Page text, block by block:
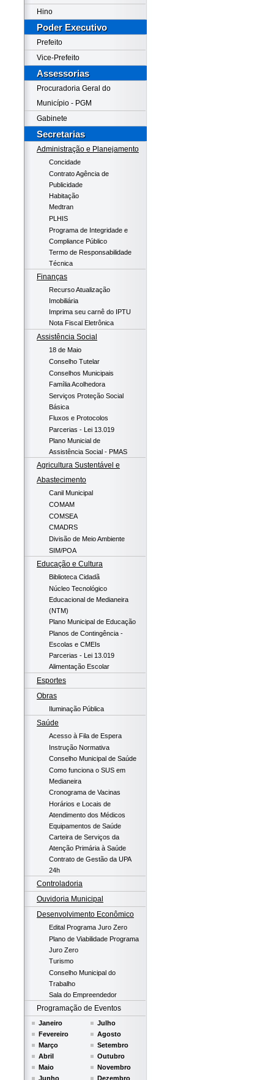
Hino
Poder Executivo
Prefeito
Vice-Prefeito
Assessorias
Procuradoria Geral do
Município - PGM
Gabinete
Secretarias
Administração e Planejamento
Concidade
Contrato Agência de
Publicidade
Habitação
Medtran
PLHIS
Programa de Integridade e
Compliance Público
Termo de Responsabilidade
Técnica
Finanças
Recurso Atualização
Imobiliária
Imprima seu carnê do IPTU
Nota Fiscal Eletrônica
Assistência Social
18 de Maio
Conselho Tutelar
Conselhos Municipais
Família Acolhedora
Serviços Proteção Social
Básica
Fluxos e Protocolos
Parcerias - Lei 13.019
Plano Municial de
Assistência Social - PMAS
Agricultura Sustentável e
Abastecimento
Canil Municipal
COMAM
COMSEA
CMADRS
Divisão de Meio Ambiente
SIM/POA
Educação e Cultura
Biblioteca Cidadã
Núcleo Tecnológico
Educacional de Medianeira
(NTM)
Plano Municipal de Educação
Planos de Contingência -
Escolas e CMEIs
Parcerias - Lei 13.019
Alimentação Escolar
Esportes
Obras
Iluminação Pública
Saúde
Acesso à Fila de Espera
Instrução Normativa
Conselho Municipal de Saúde
Como funciona o SUS em
Medianeira
Cronograma de Vacinas
Horários e Locais de
Atendimento dos Médicos
Equipamentos de Saúde
Carteira de Serviços da
Atenção Primária à Saúde
Contrato de Gestão da UPA
24h
Controladoria
Ouvidoria Municipal
Desenvolvimento Econômico
Edital Programa Juro Zero
Plano de Viabilidade Programa
Juro Zero
Turismo
Conselho Municipal do
Trabalho
Sala do Empreendedor
Programação de Eventos
Janeiro
Fevereiro
Março
Abril
Maio
Junho
Julho
Agosto
Setembro
Outubro
Novembro
Dezembro